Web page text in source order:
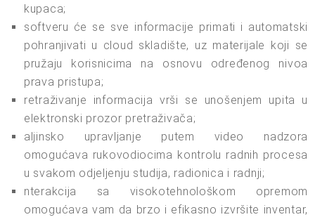
kupaca;
softveru će se sve informacije primati i automatski
pohranjivati u cloud skladište, uz materijale koji se
pružaju korisnicima na osnovu određenog nivoa
prava pristupa;
retraživanje informacija vrši se unošenjem upita u
elektronski prozor pretraživača;
aljinsko upravljanje putem video nadzora
omogućava rukovodiocima kontrolu radnih procesa
u svakom odjeljenju studija, radionica i radnji;
nterakcija sa visokotehnološkom opremom
omogućava vam da brzo i efikasno izvršite inventar,